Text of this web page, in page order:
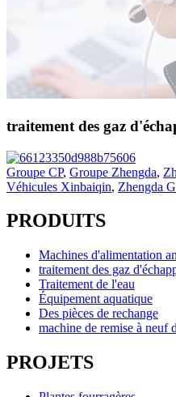
traitement des gaz
Groupe CP, Groupe Zhengda,
Véhicules Xinbaiqin, Zhengda
PRODUITS
Machines d'alimentation
traitement des gaz
Traitement de l'eau
Équipement aquatique
Des pièces de rechange
machine de remise à neuf
PROJETS